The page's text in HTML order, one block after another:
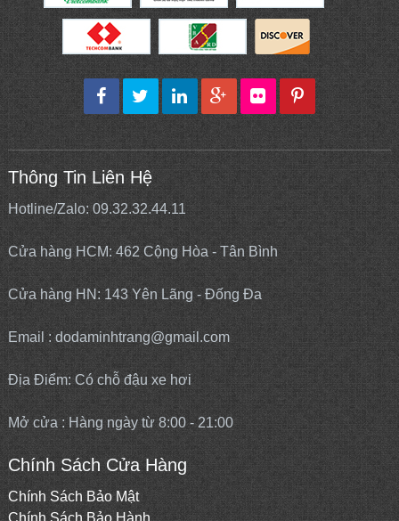
Thông Tin Liên Hệ
Hotline/Zalo: 09.32.32.44.11
Cửa hàng HCM: 462 Cộng Hòa - Tân Bình
Cửa hàng HN: 143 Yên Lãng - Đống Đa
Email : dodaminhtrang@gmail.com
Địa Điểm: Có chỗ đậu xe hơi
Mở cửa : Hàng ngày từ 8:00 - 21:00
Chính Sách Cửa Hàng
Chính Sách Bảo Mật